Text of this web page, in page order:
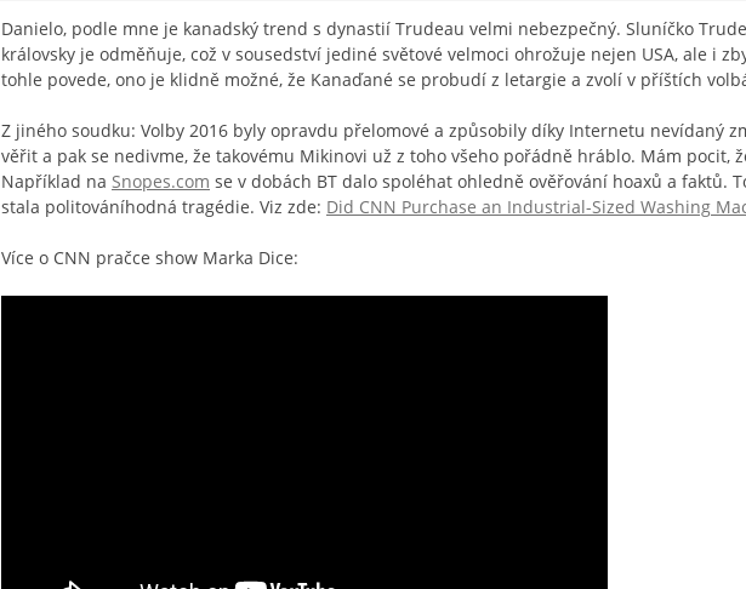
Danielo, podle mne je kanadský trend s dynastií Trudeau velmi nebezpečný. Sluníčko
královsky je odměňuje, což v sousedství jediné světové velmoci ohrožuje nejen USA, ale i
tohle povede, ono je klidně možné, že Kanaďané se probudí z letargie a zvolí v příštích
Z jiného soudku: Volby 2016 byly opravdu přelomové a způsobily díky Internetu nevídaný
věřit a pak se nedivme, že takovému Mikinovi už z toho všeho pořádně hráblo. Mám pocit,
Například na Snopes.com se v dobách BT dalo spoléhat ohledně ověřování hoaxů a faktů.
stala politováníhodná tragédie. Viz zde: Did CNN Purchase an Industrial-Sized Washing
Více o CNN pračce show Marka Dice: